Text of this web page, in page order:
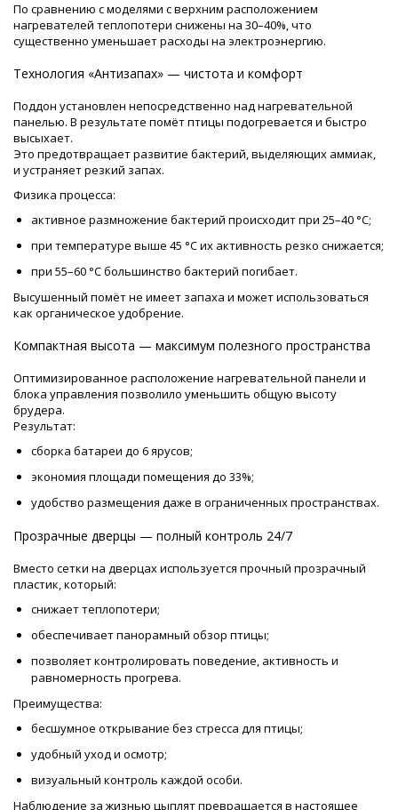
По сравнению с моделями с верхним расположением
нагревателей теплопотери снижены на 30–40%, что
существенно уменьшает расходы на электроэнергию.
Технология «Антизапах» — чистота и комфорт
Поддон установлен непосредственно над нагревательной
панелью. В результате помёт птицы подогревается и быстро
высыхает.
Это предотвращает развитие бактерий, выделяющих аммиак,
и устраняет резкий запах.
Физика процесса:
активное размножение бактерий происходит при 25–40 °C;
при температуре выше 45 °C их активность резко снижается;
при 55–60 °C большинство бактерий погибает.
Высушенный помёт не имеет запаха и может использоваться
как органическое удобрение.
Компактная высота — максимум полезного пространства
Оптимизированное расположение нагревательной панели и
блока управления позволило уменьшить общую высоту
брудера.
Результат:
сборка батареи до 6 ярусов;
экономия площади помещения до 33%;
удобство размещения даже в ограниченных пространствах.
Прозрачные дверцы — полный контроль 24/7
Вместо сетки на дверцах используется прочный прозрачный
пластик, который:
снижает теплопотери;
обеспечивает панорамный обзор птицы;
позволяет контролировать поведение, активность и
равномерность прогрева.
Преимущества:
бесшумное открывание без стресса для птицы;
удобный уход и осмотр;
визуальный контроль каждой особи.
Наблюдение за жизнью цыплят превращается в настоящее